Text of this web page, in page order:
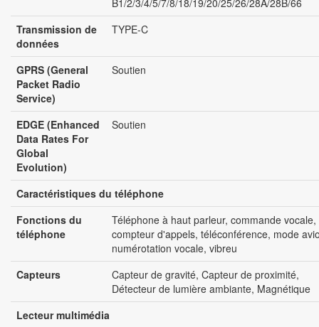
B1/2/3/4/5/7/8/18/19/20/25/26/28A/28B/66
Transmission de
données
TYPE-C
GPRS (General
Packet Radio
Service)
Soutien
EDGE (Enhanced
Data Rates For
Global
Evolution)
Soutien
Caractéristiques du téléphone
Fonctions du
téléphone
Téléphone à haut parleur, commande vocale,
compteur d'appels, téléconférence, mode
numérotation vocale, vibreu
Capteurs
Capteur de gravité, Capteur de proximité,
Détecteur de lumière ambiante, Magnétique
Lecteur multimédia